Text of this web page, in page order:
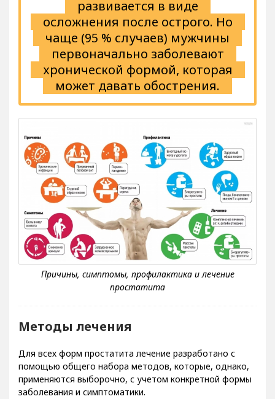
развивается в виде
осложнения после острого. Но
чаще (95 % случаев) мужчины
первоначально заболевают
хронической формой, которая
может давать обострения.
Методы лечения
Для всех форм простатита лечение разработано с
помощью общего набора методов, которые, однако,
применяются выборочно, с учетом конкретной формы
заболевания и симптоматики.